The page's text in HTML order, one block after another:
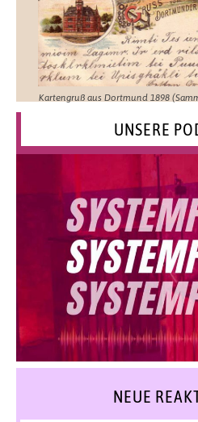
Kartengruß aus Dortmund 1898
UNSERE
NEUE